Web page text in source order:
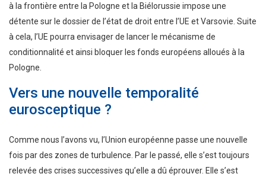
à la frontière entre la Pologne et la Biélorussie impose une
détente sur le dossier de l’état de droit entre l’UE et Varsovie. Suite
à cela, l’UE pourra envisager de lancer le mécanisme de
conditionnalité et ainsi bloquer les fonds européens alloués à la
Pologne.
Vers une nouvelle temporalité
eurosceptique ?
Comme nous l’avons vu, l’Union européenne passe une nouvelle
fois par des zones de turbulence. Par le passé, elle s’est toujours
relevée des crises successives qu’elle a dû éprouver. Elle s’est